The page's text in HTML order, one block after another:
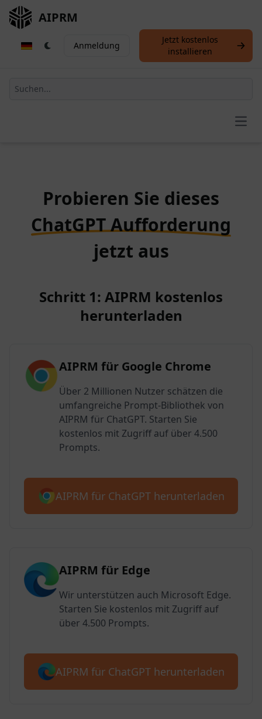
AIPRM
Anmeldung
Jetzt kostenlos
installieren
Probieren Sie dieses
ChatGPT Aufforderung
jetzt aus
Schritt 1: AIPRM kostenlos
herunterladen
AIPRM für Google Chrome
Über 2 Millionen Nutzer schätzen die
umfangreiche Prompt-Bibliothek von
AIPRM für ChatGPT. Starten Sie
kostenlos mit Zugriff auf über 4.500
Prompts.
AIPRM für ChatGPT herunterladen
AIPRM für Edge
Wir unterstützen auch Microsoft Edge.
Starten Sie kostenlos mit Zugriff auf
über 4.500 Prompts.
AIPRM für ChatGPT herunterladen